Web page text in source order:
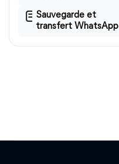
Sauvegarde et
transfert WhatsApp